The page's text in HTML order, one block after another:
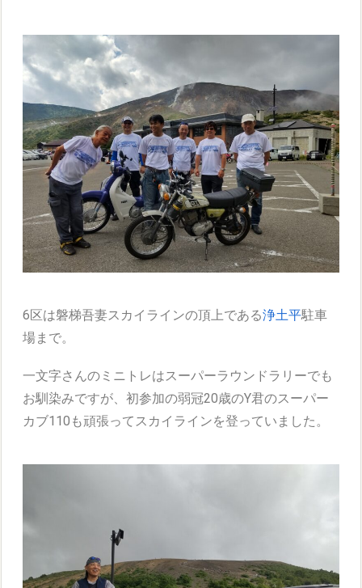
6区は磐梯吾妻スカイラインの頂上である浄土平駐車
場まで。
一文字さんのミニトレはスーパーラウンドラリーでも
お馴染みですが、初参加の弱冠20歳のY君のスーパー
カブ110も頑張ってスカイラインを登っていました。